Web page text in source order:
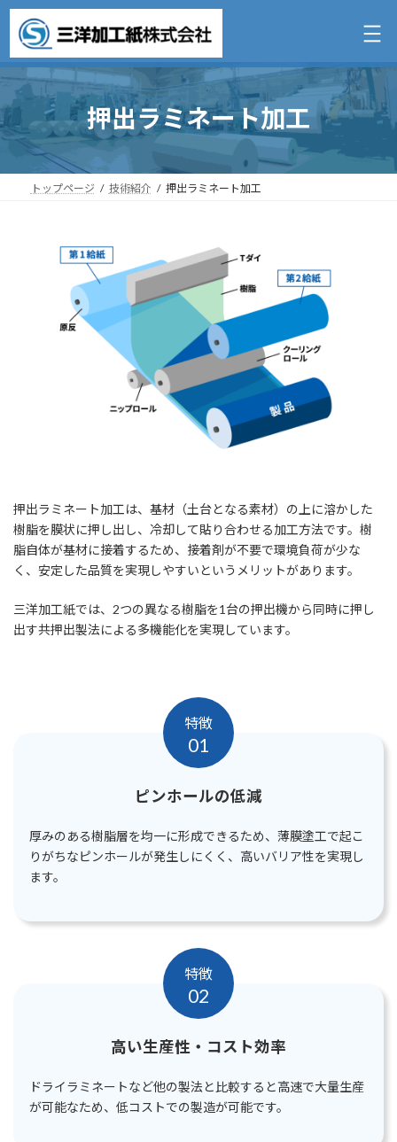
コ
ン
ツ
キ
ナ
ー
シ
に
押出ラミネート加工
トップページ 技術紹介 押出ラミネート加工
押出ラミネート加工は、基材（土台となる素材）の上に溶かした
樹脂を膜状に押し出し、冷却して貼り合わせる加工方法です。樹
脂自体が基材に接着するため、接着剤が不要で環境負荷が少な
く、安定した品質を実現しやすいというメリットがあります。
三洋加工紙では、2つの異なる樹脂を1台の押出機から同時に押し
出す共押出製法による多機能化を実現しています。
特徴
01
ピンホールの低減
厚みのある樹脂層を均一に形成できるため、薄膜塗工で起こ
りがちなピンホールが発生しにくく、高いバリア性を実現し
ます。
特徴
02
高い生産性・コスト効率
ドライラミネートなど他の製法と比較すると高速で大量生産
が可能なため、低コストでの製造が可能です。